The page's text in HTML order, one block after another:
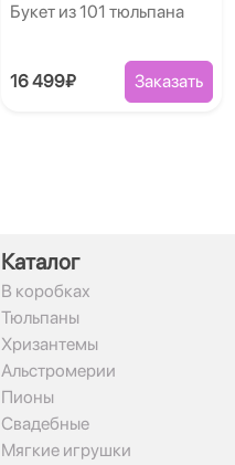
Букет из 101 тюльпана
16 499₽ Заказать
Каталог
В коробках
Тюльпаны
Хризантемы
Альстромерии
Пионы
Свадебные
Мягкие игрушки